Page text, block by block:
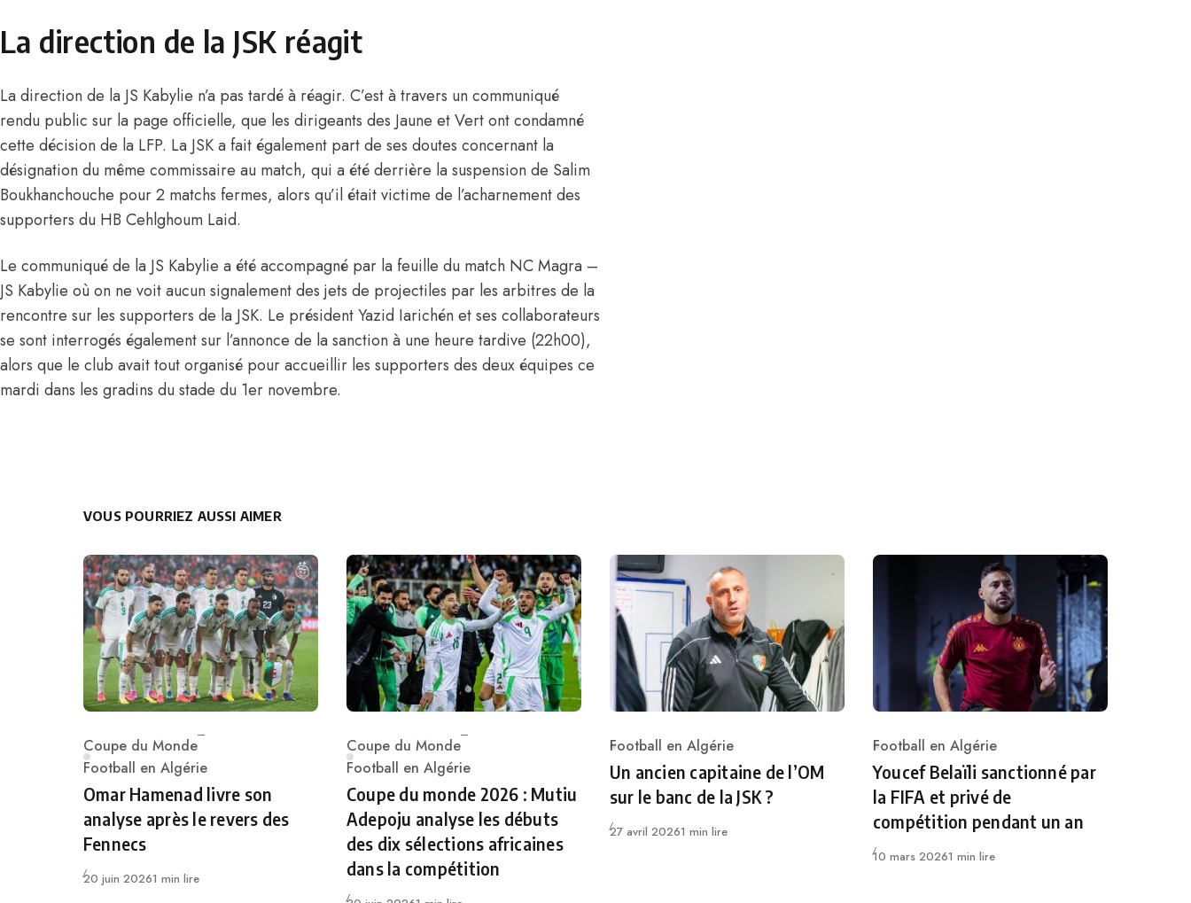
La direction de la JSK réagit
La direction de la JS Kabylie n’a pas tardé à réagir. C’est à travers un communiqué
rendu public sur la page officielle, que les dirigeants des Jaune et Vert ont condamné
cette décision de la LFP. La JSK a fait également part de ses doutes concernant la
désignation du même commissaire au match, qui a été derrière la suspension de Salim
Boukhanchouche pour 2 matchs fermes, alors qu’il était victime de l’acharnement des
supporters du HB Cehlghoum Laid.
Le communiqué de la JS Kabylie a été accompagné par la feuille du match NC Magra –
JS Kabylie où on ne voit aucun signalement des jets de projectiles par les arbitres de la
rencontre sur les supporters de la JSK. Le président Yazid Iarichén et ses collaborateurs
se sont interrogés également sur l’annonce de la sanction à une heure tardive (22h00),
alors que le club avait tout organisé pour accueillir les supporters des deux équipes ce
mardi dans les gradins du stade du 1er novembre.
VOUS POURRIEZ AUSSI AIMER
Category
Coupe du Monde
Football en Algérie
Omar Hamenad livre son
analyse après le revers des
Fennecs
Publié
20 juin 20261 min lire
Category
Coupe du Monde
Football en Algérie
Coupe du monde 2026 : Mutiu
Adepoju analyse les débuts
des dix sélections africaines
dans la compétition
Category
Football en Algérie
Un ancien capitaine de l’OM
sur le banc de la JSK ?
Publié
27 avril 20261 min lire
Category
Football en Algérie
Youcef Belaïli sanctionné par
la FIFA et privé de
compétition pendant un an
Publié
10 mars 20261 min lire